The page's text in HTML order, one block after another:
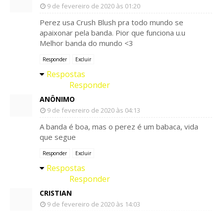
9 de fevereiro de 2020 às 01:20
Perez usa Crush Blush pra todo mundo se
apaixonar pela banda. Pior que funciona u.u
Melhor banda do mundo <3
Responder Excluir
Respostas
Responder
ANÔNIMO
9 de fevereiro de 2020 às 04:13
A banda é boa, mas o perez é um babaca, vida
que segue
Responder Excluir
Respostas
Responder
CRISTIAN
9 de fevereiro de 2020 às 14:03